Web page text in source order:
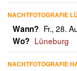
NACHTFOTOGRAFIE
Wann? Fr., 28.
Wo? Lüneburg
NACHTFOTOGRAFIE